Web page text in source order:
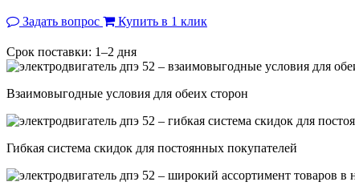
Задать вопрос Купить в 1 клик
Срок поставки: 1–2 дня
Взаимовыгодные условия для обеих сторон
Гибкая система скидок для постоянных покупателей